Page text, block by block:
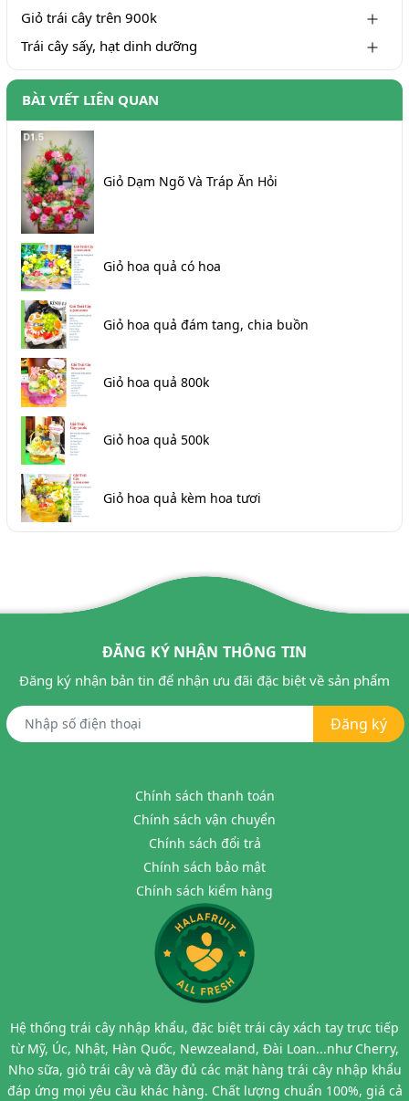
Giỏ trái cây trên 900k
Trái cây sấy, hạt dinh dưỡng
BÀI VIẾT LIÊN QUAN
Giỏ Dạm Ngõ Và Tráp Ăn Hỏi
Giỏ hoa quả có hoa
Giỏ hoa quả đám tang, chia buồn
Giỏ hoa quả 800k
Giỏ hoa quả 500k
Giỏ hoa quả kèm hoa tươi
ĐĂNG KÝ NHẬN THÔNG TIN
Đăng ký nhận bản tin để nhận ưu đãi đặc biệt về sản phẩm
Đăng ký
Chính sách thanh toán
Chính sách vận chuyển
Chính sách đổi trả
Chính sách bảo mật
Chính sách kiểm hàng
Hệ thống trái cây nhập khẩu, đặc biệt trái cây xách tay trực tiếp
từ Mỹ, Úc, Nhật, Hàn Quốc, Newzealand, Đài Loan...như Cherry,
Nho sữa, giỏ trái cây và đầy đủ các mặt hàng trái cây nhập khẩu
đáp ứng mọi yêu cầu khác hàng. Chất lượng chuẩn 100%, giá cả